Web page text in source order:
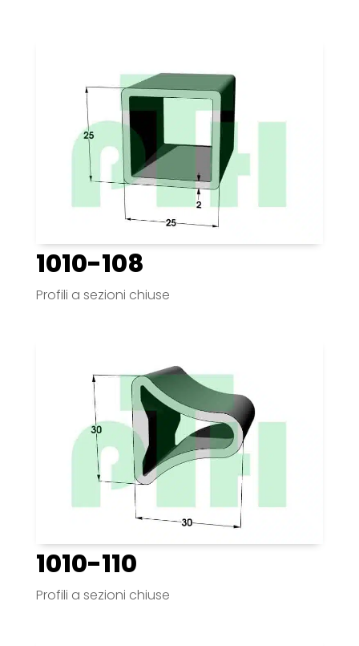
1010-108
Profili a sezioni chiuse
1010-110
Profili a sezioni chiuse